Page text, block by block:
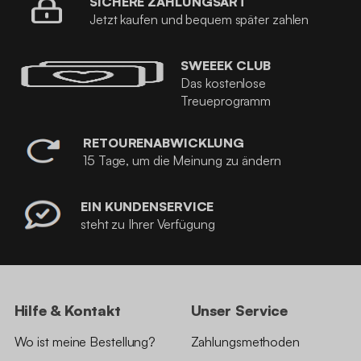
Jetzt kaufen und bequem später zahlen
SWEEEK CLUB
Das kostenlose
Treueprogramm
RETOURENABWICKLUNG
15 Tage, um die Meinung zu ändern
EIN KUNDENSERVICE
steht zu Ihrer Verfügung
Hilfe & Kontakt
Wo ist meine Bestellung?
Unser Service
Zahlungsmethoden